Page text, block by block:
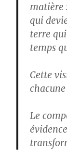
matière
qui
terre
temps
Cette
Le